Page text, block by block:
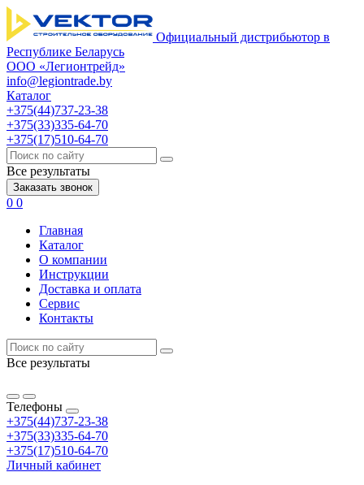
Официальный дистрибьютор в
Республике Беларусь
ООО «Легионтрейд»
info@legiontrade.by
Каталог
+375(44)737-23-38
+375(33)335-64-70
+375(17)510-64-70
Все результаты
Заказать звонок
0 0
Главная
Каталог
О компании
Инструкции
Доставка и оплата
Сервис
Контакты
Все результаты
Телефоны
+375(44)737-23-38
+375(33)335-64-70
+375(17)510-64-70
Личный кабинет